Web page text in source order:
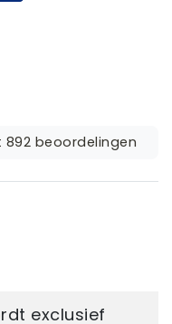
892 beoordelingen
exclusief